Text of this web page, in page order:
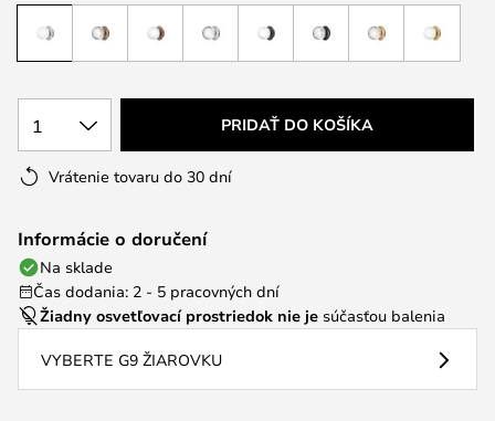
1 PRIDAŤ DO KOŠÍKA
Vrátenie tovaru do 30 dní
Informácie o doručení
Na sklade
Čas dodania: 2 - 5 pracovných dní
Žiadny osvetľovací prostriedok nie je súčasťou balenia
VYBERTE G9 ŽIAROVKU